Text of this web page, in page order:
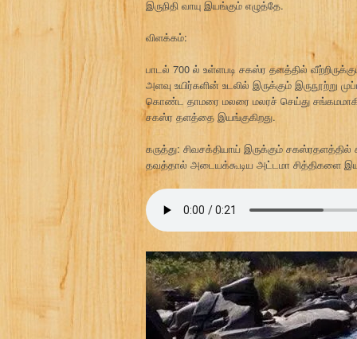
இருநிதி வாயு இயங்கும் எழுத்தே.
விளக்கம்:
பாடல் 700 ல் உள்ளபடி சகஸ்ர தளத்தில்
அளவு உயிர்களின் உடலில் இருக்கும் இருநூற்று
கொண்ட தாமரை மலரை மலரச் செய்து சங்கமமாகி
சகஸ்ர தளத்தை இயங்குகிறது.
கருத்து: சிவசக்தியாய் இருக்கும்
தவத்தால் அடையக்கூடிய அட்டமா சித்திகளை